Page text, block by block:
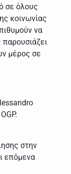
σε όλους
κοινωνίας
να
μέρος σε
στην
επόμενα